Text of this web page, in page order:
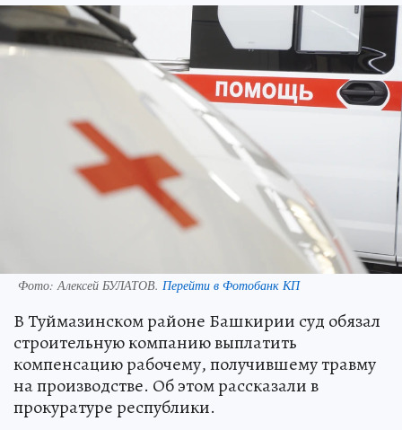
Фото:Алексей БУЛАТОВ. Перейти в Фотобанк КП
В Туймазинском районе Башкирии суд обязал
строительную компанию выплатить
компенсацию рабочему, получившему травму
на производстве. Об этом рассказали в
прокуратуре республики.